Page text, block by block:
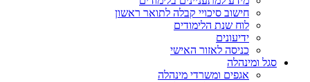
חישוב סיכויי קבלה לתואר ראשון
לוח שנת הלימודים
ידיעונים
כניסה לאזור האישי
סגל ומינהלה
אגפים ומשרדי מינהלה